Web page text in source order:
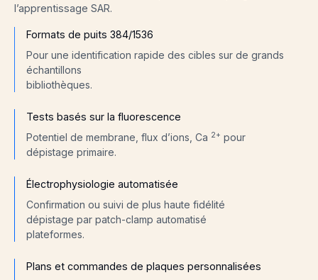
l’apprentissage SAR.
Formats de puits 384/1536
Pour une identification rapide des cibles sur de grands
échantillons
bibliothèques.
Tests basés sur la fluorescence
Potentiel de membrane, flux d’ions, Ca 2+ pour
dépistage primaire.
Électrophysiologie automatisée
Confirmation ou suivi de plus haute fidélité
dépistage par patch-clamp automatisé
plateformes.
Plans et commandes de plaques personnalisées